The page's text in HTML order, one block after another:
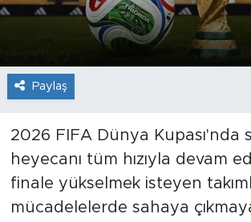
Paylaş
2026 FIFA Dünya Kupası'nda
heyecanı tüm hızıyla devam
finale yükselmek isteyen
mücadelelerde sahaya